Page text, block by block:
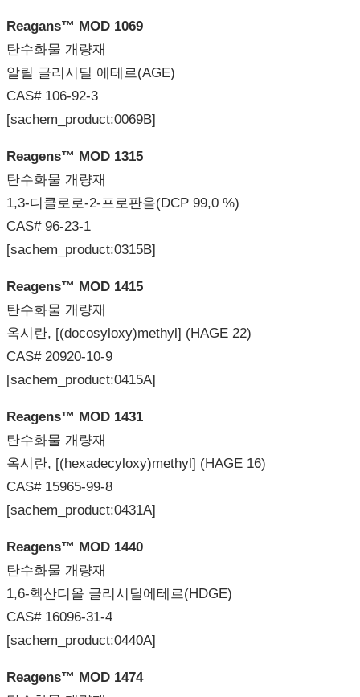
Reagans™ MOD 1069
탄수화물 개량재
알릴 글리시딜 에테르(AGE)
CAS# 106-92-3
[sachem_product:0069B]
Reagens™ MOD 1315
탄수화물 개량재
1,3-디클로로-2-프로판올(DCP 99,0 %)
CAS# 96-23-1
[sachem_product:0315B]
Reagens™ MOD 1415
탄수화물 개량재
옥시란, [(docosyloxy)methyl] (HAGE 22)
CAS# 20920-10-9
[sachem_product:0415A]
Reagens™ MOD 1431
탄수화물 개량재
옥시란, [(hexadecyloxy)methyl] (HAGE 16)
CAS# 15965-99-8
[sachem_product:0431A]
Reagens™ MOD 1440
탄수화물 개량재
1,6-헥산디올 글리시딜에테르(HDGE)
CAS# 16096-31-4
[sachem_product:0440A]
Reagens™ MOD 1474